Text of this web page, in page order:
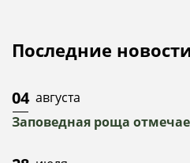
Последние
04 августа
Заповедная роща